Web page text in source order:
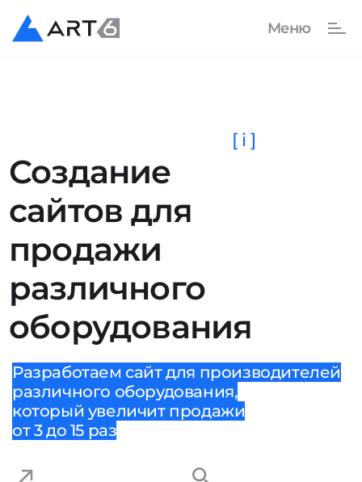
Создание
сайтов для
продажи
различного
оборудования
[ i ]
Разработаем сайт для производителей
различного оборудования,
который увеличит продажи
от 3 до 15 раз